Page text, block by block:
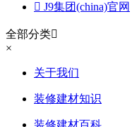
 J9集团(china)官网
全部分类
×
关于我们
装修建材知识
装修建材百科